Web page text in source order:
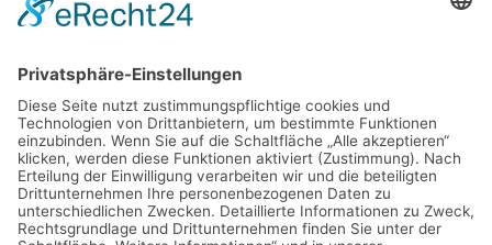
Februar 2024
Januar 2024
Dezember 2023
November 2023
Oktober 2023
September 2023